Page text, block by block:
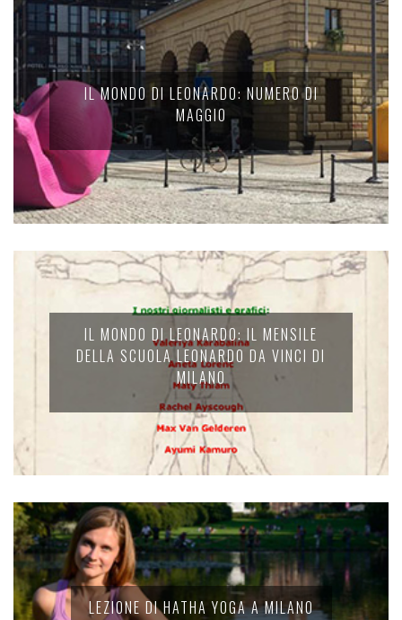
IL MONDO DI LEONARDO: NUMERO DI
MAGGIO
IL MONDO DI LEONARDO: IL MENSILE
DELLA SCUOLA LEONARDO DA VINCI DI
MILANO
LEZIONE DI HATHA YOGA A MILANO